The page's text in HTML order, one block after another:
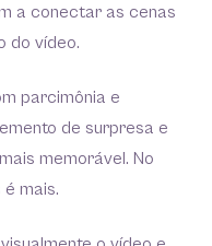
a conectar as cenas
do vídeo.
parcimônia e
de surpresa e
memorável. No
mais.